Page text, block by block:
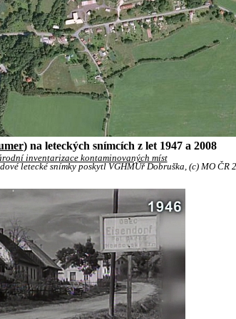
) na leteckých snímcích z let 1947 a 2008
inventarizace kontaminovaných míst
letecké snímky poskytl VGHMÚř Dobruška, (c) MO ČR